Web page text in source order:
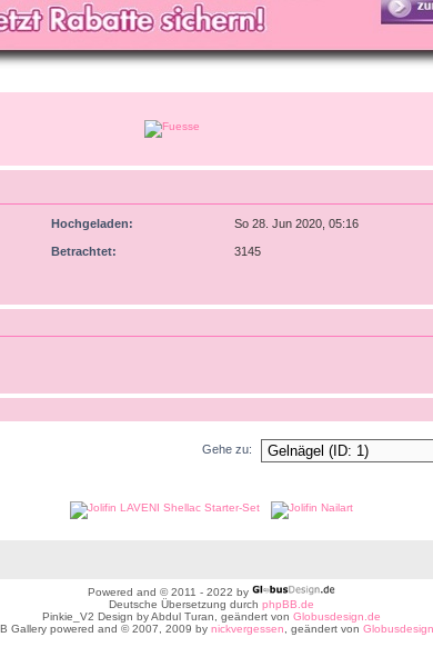
Hochgeladen: So 28. Jun 2020, 05:16
Betrachtet: 3145
Gehe zu:
Powered and © 2011 - 2022 by
Deutsche Übersetzung durch phpBB.de
Pinkie_V2 Design by Abdul Turan, geändert von Globusdesign.de
Gallery powered and © 2007, 2009 by nickvergessen , geändert von